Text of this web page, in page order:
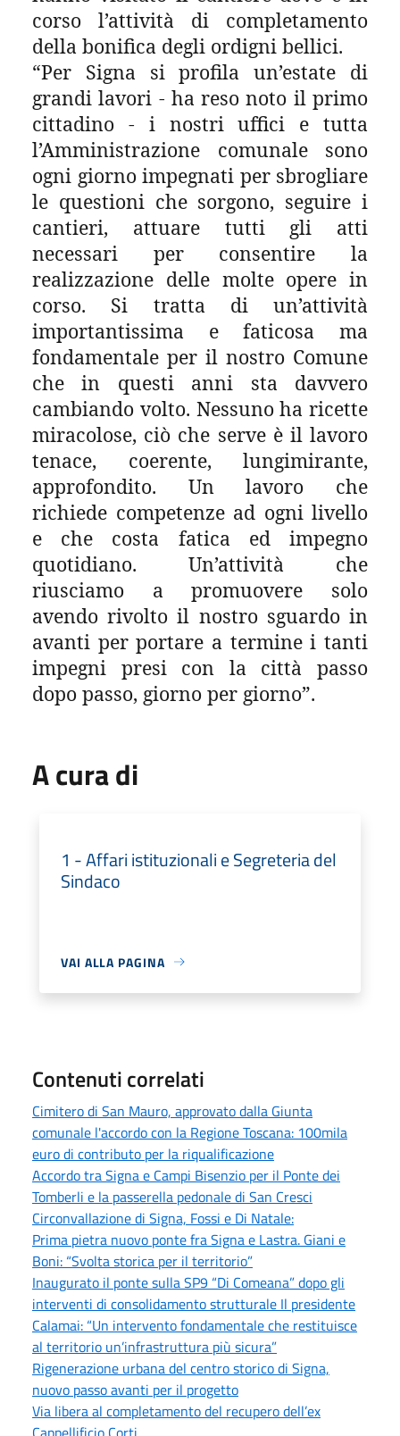
corso l’attività di completamento
della bonifica degli ordigni bellici.
“Per Signa si profila un’estate di
grandi lavori - ha reso noto il primo
cittadino - i nostri uffici e tutta
l’Amministrazione comunale sono
ogni giorno impegnati per sbrogliare
le questioni che sorgono, seguire i
cantieri, attuare tutti gli atti
necessari per consentire la
realizzazione delle molte opere in
corso. Si tratta di un’attività
importantissima e faticosa ma
fondamentale per il nostro Comune
che in questi anni sta davvero
cambiando volto. Nessuno ha ricette
miracolose, ciò che serve è il lavoro
tenace, coerente, lungimirante,
approfondito. Un lavoro che
richiede competenze ad ogni livello
e che costa fatica ed impegno
quotidiano. Un’attività che
riusciamo a promuovere solo
avendo rivolto il nostro sguardo in
avanti per portare a termine i tanti
impegni presi con la città passo
dopo passo, giorno per giorno”.
A cura di
1 - Affari istituzionali e Segreteria del
Sindaco
VAI ALLA PAGINA
Contenuti correlati
Cimitero di San Mauro, approvato dalla Giunta
comunale l'accordo con la Regione Toscana: 100mila
euro di contributo per la riqualificazione
Accordo tra Signa e Campi Bisenzio per il Ponte dei
Tomberli e la passerella pedonale di San Cresci
Circonvallazione di Signa, Fossi e Di Natale:
Prima pietra nuovo ponte fra Signa e Lastra. Giani e
Boni: “Svolta storica per il territorio”
Inaugurato il ponte sulla SP9 “Di Comeana” dopo gli
interventi di consolidamento strutturale Il presidente
Calamai: “Un intervento fondamentale che restituisce
al territorio un’infrastruttura più sicura”
Rigenerazione urbana del centro storico di Signa,
nuovo passo avanti per il progetto
Via libera al completamento del recupero dell’ex